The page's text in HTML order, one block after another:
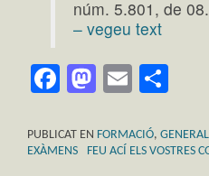
núm. 5.801, de
– vegeu text
Facebook
Mastodon
Email
PUBLICAT EN FORMACIÓ, GENERAL
EXÀMENS
FEU ACÍ ELS VOSTRES